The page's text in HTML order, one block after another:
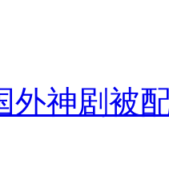
外神剧被